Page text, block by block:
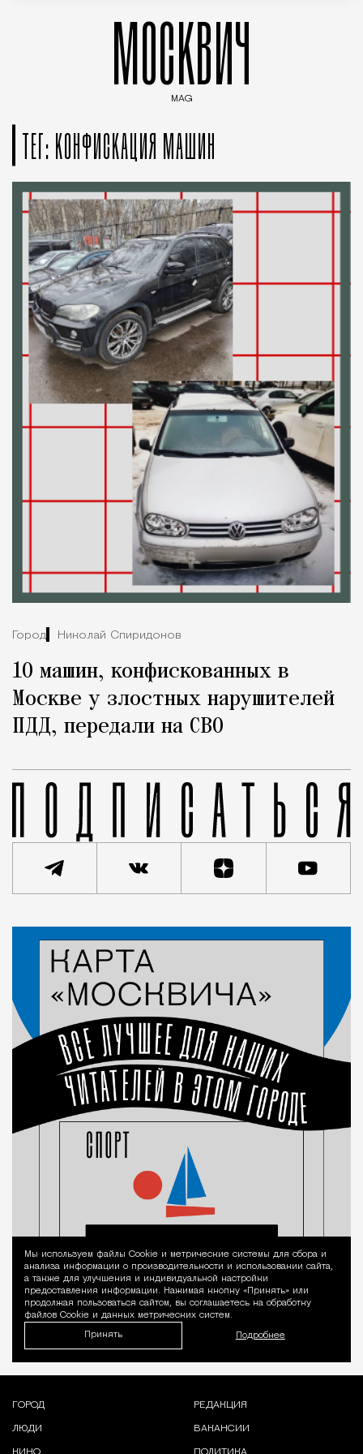
МОСКВИЧ
MAG
ТЕГ: КОНФИСКАЦИЯ МАШИН
Город Николай Спиридонов
10 машин, конфискованных в
Москве у злостных нарушителей
ПДД, передали на СВО
Уведомление
Мы используем файлы Сookie и метрические системы для сбора и
анализа информации о производительности и использовании сайта,
а также для улучшения и индивидуальной настройки
предоставления информации. Нажимая кнопку «Принять» или
продолжая пользоваться сайтом, вы соглашаетесь на обработку
файлов Cookie и данных метрических систем.
Принять Подробнее
ГОРОД
ЛЮДИ
РЕДАКЦИЯ
ВАКАНСИИ